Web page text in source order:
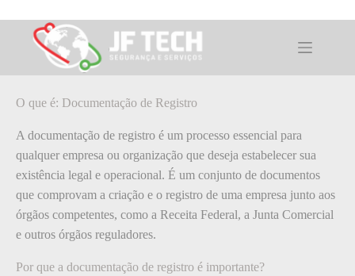
para
conteúdoO que é: Documentação de Registro
O que é: Documentação de Registro
A documentação de registro é um processo essencial para
qualquer empresa ou organização que deseja estabelecer sua
existência legal e operacional. É um conjunto de documentos
que comprovam a criação e o registro de uma empresa junto aos
órgãos competentes, como a Receita Federal, a Junta Comercial
e outros órgãos reguladores.
Por que a documentação de registro é importante?